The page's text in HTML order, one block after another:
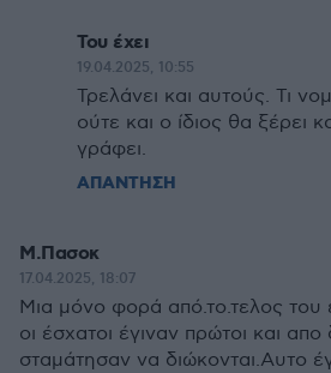
Του έχει
19.04.2025, 10:55
Τρελάνει και αυτούς. Τι
ούτε και ο ίδιος θα ξέρει
γράφει.
ΑΠΑΝΤΗΣΗ
Μ.Πασοκ
17.04.2025, 18:07
Μια μόνο φορά από.το.τελος του
οι έσχατοι έγιναν πρώτοι και απο
σταμάτησαν να διώκονται.Αυτο